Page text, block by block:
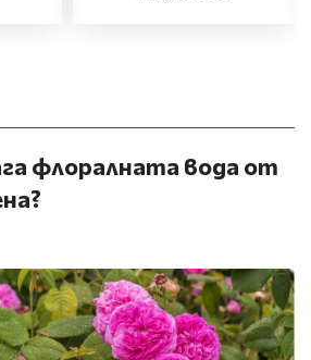
флоралната вода от